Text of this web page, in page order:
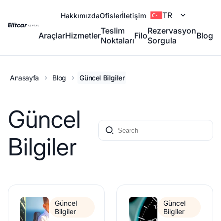
HakkımızdaOfislerİletişim TR
AraçlarHizmetlerTeslim
NoktalarıFiloRezervasyon
Sorgula
Blog
Anasayfa Blog Güncel Bilgiler
Güncel
Bilgiler
Güncel
Bilgiler
Güncel
Bilgiler